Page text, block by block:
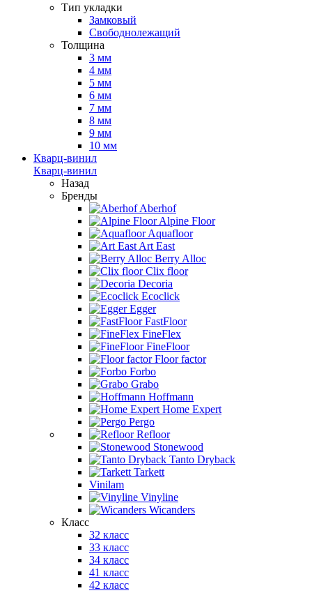
Тип укладки
Замковый
Свободнолежащий
Толщина
3 мм
4 мм
5 мм
6 мм
7 мм
8 мм
9 мм
10 мм
Кварц-винил
Кварц-винил
Назад
Бренды
Aberhof
Alpine Floor
Aquafloor
Art East
Berry Alloc
Clix floor
Decoria
Ecoclick
Egger
FastFloor
FineFlex
FineFloor
Floor factor
Forbo
Grabo
Hoffmann
Home Expert
Pergo
Refloor
Stonewood
Tanto Dryback
Tarkett
Vinilam
Vinyline
Wicanders
Класс
32 класс
33 класс
34 класс
41 класс
42 класс